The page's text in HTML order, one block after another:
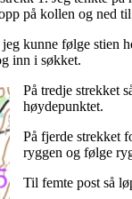
på kollen og ned
jeg kunne følge stien
inn i søkket.
På tredje strekket
høydepunktet.
På fjerde strekket
ryggen og følge
Til femte post så